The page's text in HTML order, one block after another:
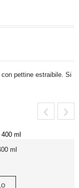
pettine estraibile. Si
‹ ›
ml